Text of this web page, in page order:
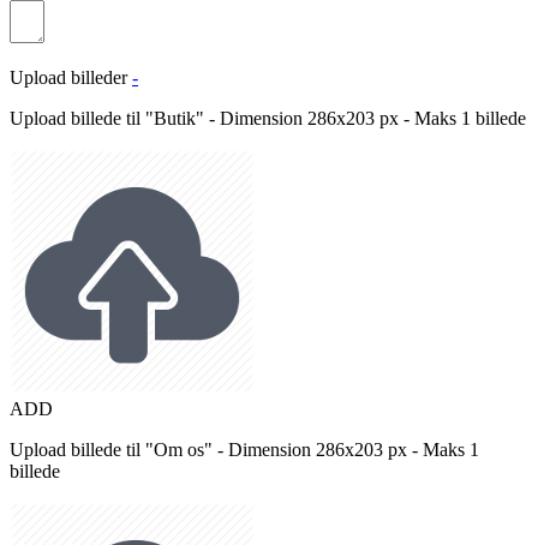
Upload billeder -
Upload billede til "Butik" - Dimension 286x203 px - Maks 1 billede
ADD
Upload billede til "Om os" - Dimension 286x203 px - Maks 1
billede